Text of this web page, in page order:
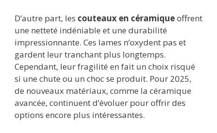
D’autre part, les couteaux en céramiqueoffrent
une netteté indéniable et une durabilité
impressionnante. Ces lames n’oxydent pas et
gardent leur tranchant plus longtemps.
Cependant, leur fragilité en fait un choix risqué
si une chute ou un choc se produit. Pour 2025,
de nouveaux matériaux, comme la céramique
avancée, continuent d’évoluer pour offrir des
options encore plus intéressantes.